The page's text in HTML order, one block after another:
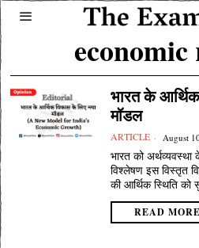
भारत के
मॉडल
ARTICLE August
भारत को
विश्लेषण इस विस्तृत
की आर्थिक स्थिति
READ MORE